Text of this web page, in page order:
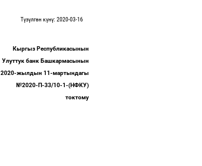
Түзүлгөн күнү: 2020-03-16
Кыргыз Республикасынын
Улуттук банк Башкармасынын
2020-жылдын 11-мартындагы
№2020-П-33/10-1-(НФКУ)
токтому